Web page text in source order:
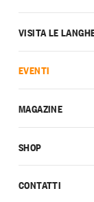
CONTATTI
VISITA LE
EVENTI
MAGAZINE
SHOP